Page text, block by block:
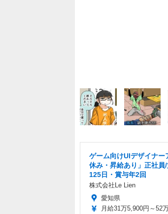
ゲーム向けUIデザイナー
休み・昇給あり」正社員
125日・賞与年2回
株式会社Le Lien
愛知県
月給31万5,900円～52